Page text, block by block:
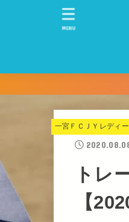
MENU
一宮ＦＣＪＹレディ
ト
【